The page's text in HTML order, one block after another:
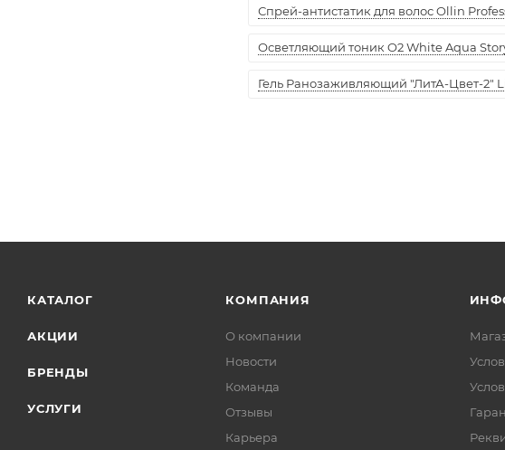
Спрей-антистатик для волос Ollin
Осветляющий тоник O2 White Aqua
Гель Ранозаживляющий "ЛитА-Цвет-2"
КАТАЛОГ
АКЦИИ
БРЕНДЫ
УСЛУГИ
КОМПАНИЯ
О компании
Новости
Команда
Отзывы
Карьера